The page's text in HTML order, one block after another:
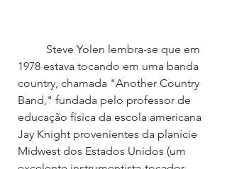
1978 estava tocando em uma banda
country, chamada "Another Country
Band," fundada pelo professor de
educação física da escola americana
Jay Knight provenientes da planície
Midwest dos Estados Unidos (um